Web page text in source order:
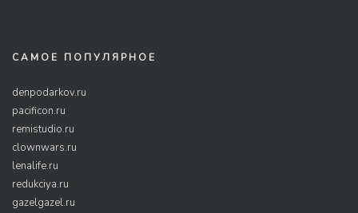
САМОЕ ПОПУЛЯРНОЕ
denpodarkov.ru
pacificon.ru
remistudio.ru
clownwars.ru
lenalife.ru
redukciya.ru
gazelgazel.ru